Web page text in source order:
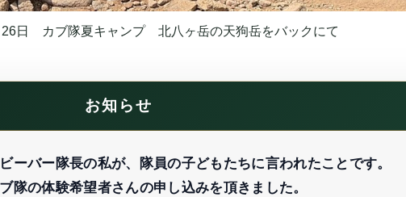
26日 カブ隊夏キャンプ 北八ヶ岳の天狗岳をバックにて
お知らせ
ーバー隊長の私が、隊員の子どもたちに言われたことです。
隊の体験希望者さんの申し込みを頂きました。